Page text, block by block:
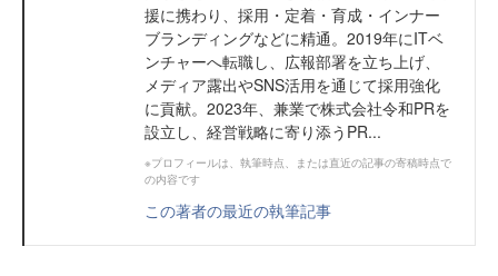
援に携わり、採用・定着・育成・インナー
ブランディングなどに精通。2019年にITベ
ンチャーへ転職し、広報部署を立ち上げ、
メディア露出やSNS活用を通じて採用強化
に貢献。2023年、兼業で株式会社令和PRを
設立し、経営戦略に寄り添うPR...
※プロフィールは、執筆時点、または直近の記事の寄稿時点で
の内容です
この著者の最近の執筆記事